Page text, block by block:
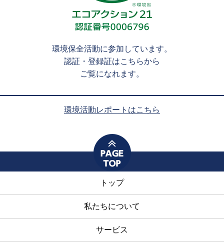
環境保全活動に参加しています。
認証・登録証はこちらから
ご覧になれます。
環境活動レポートはこちら
トップ
私たちについて
サービス